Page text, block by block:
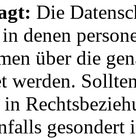
Die
denen
über die
werden.
gesondert